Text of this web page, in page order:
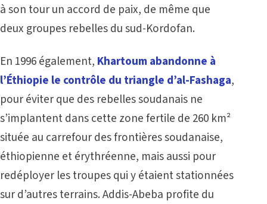
à son tour un accord de paix, de même que
deux groupes rebelles du sud-Kordofan.
En 1996 également, Khartoum abandonne à
l’Éthiopie le contrôle du triangle d’al-Fashaga,
pour éviter que des rebelles soudanais ne
s’implantent dans cette zone fertile de 260 km²
située au carrefour des frontières soudanaise,
éthiopienne et érythréenne, mais aussi pour
redéployer les troupes qui y étaient stationnées
sur d’autres terrains. Addis-Abeba profite du